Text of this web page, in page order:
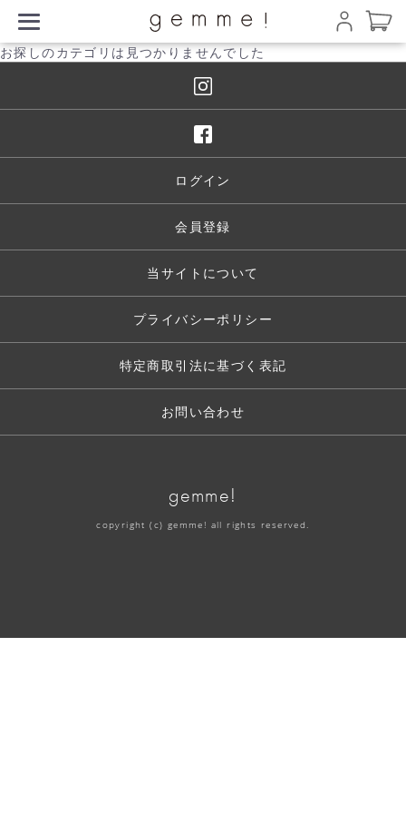
お探しのカテゴリは見つかりませんでした
ログイン
会員登録
当サイトについて
プライバシーポリシー
特定商取引法に基づく表記
お問い合わせ
gemme!
copyright (c) gemme! all rights reserved.